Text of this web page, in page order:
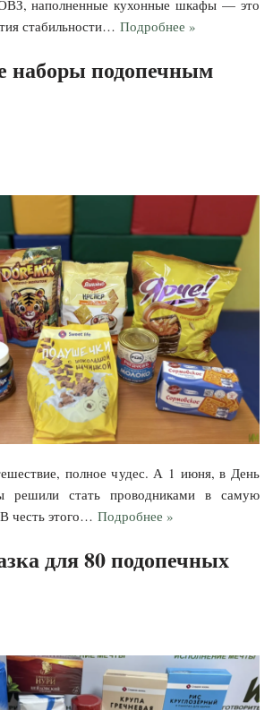
наполненные кухонные шкафы — это
стабильности… Подробнее »
наборы подопечным
полное чудес. А 1 июня, в День
решили стать проводниками в самую
честь этого… Подробнее »
для 80 подопечных